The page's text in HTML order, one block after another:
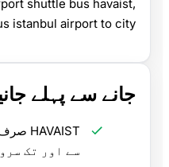
shuttle bus havaist,
istanbul airport to city.
جانے سے پہلے
سے اور تک